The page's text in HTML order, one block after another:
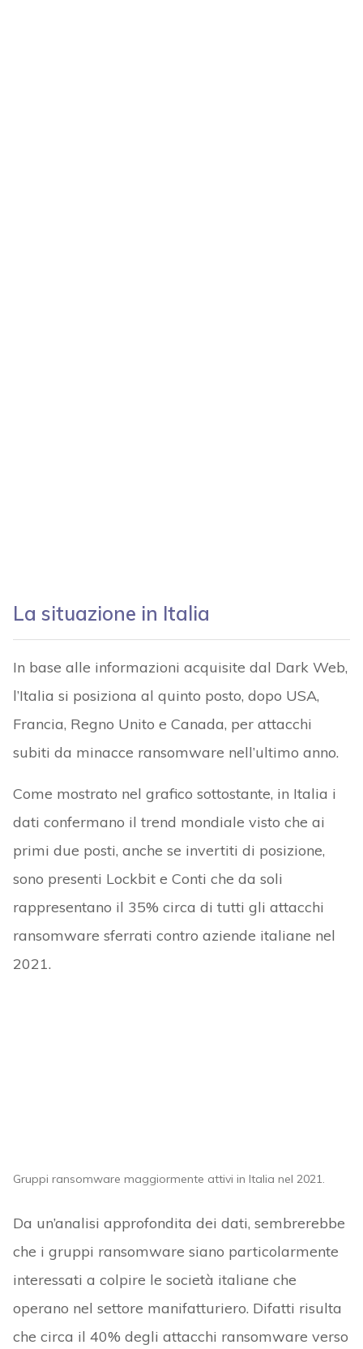
La situazione in Italia
In base alle informazioni acquisite dal Dark Web,
l’Italia si posiziona al quinto posto, dopo USA,
Francia, Regno Unito e Canada, per attacchi
subiti da minacce ransomware nell’ultimo anno.
Come mostrato nel grafico sottostante, in Italia i
dati confermano il trend mondiale visto che ai
primi due posti, anche se invertiti di posizione,
sono presenti Lockbit e Conti che da soli
rappresentano il 35% circa di tutti gli attacchi
ransomware sferrati contro aziende italiane nel
2021.
Gruppi ransomware maggiormente attivi in Italia nel 2021.
Da un’analisi approfondita dei dati, sembrerebbe
che i gruppi ransomware siano particolarmente
interessati a colpire le società italiane che
operano nel settore manifatturiero. Difatti risulta
che circa il 40% degli attacchi ransomware verso